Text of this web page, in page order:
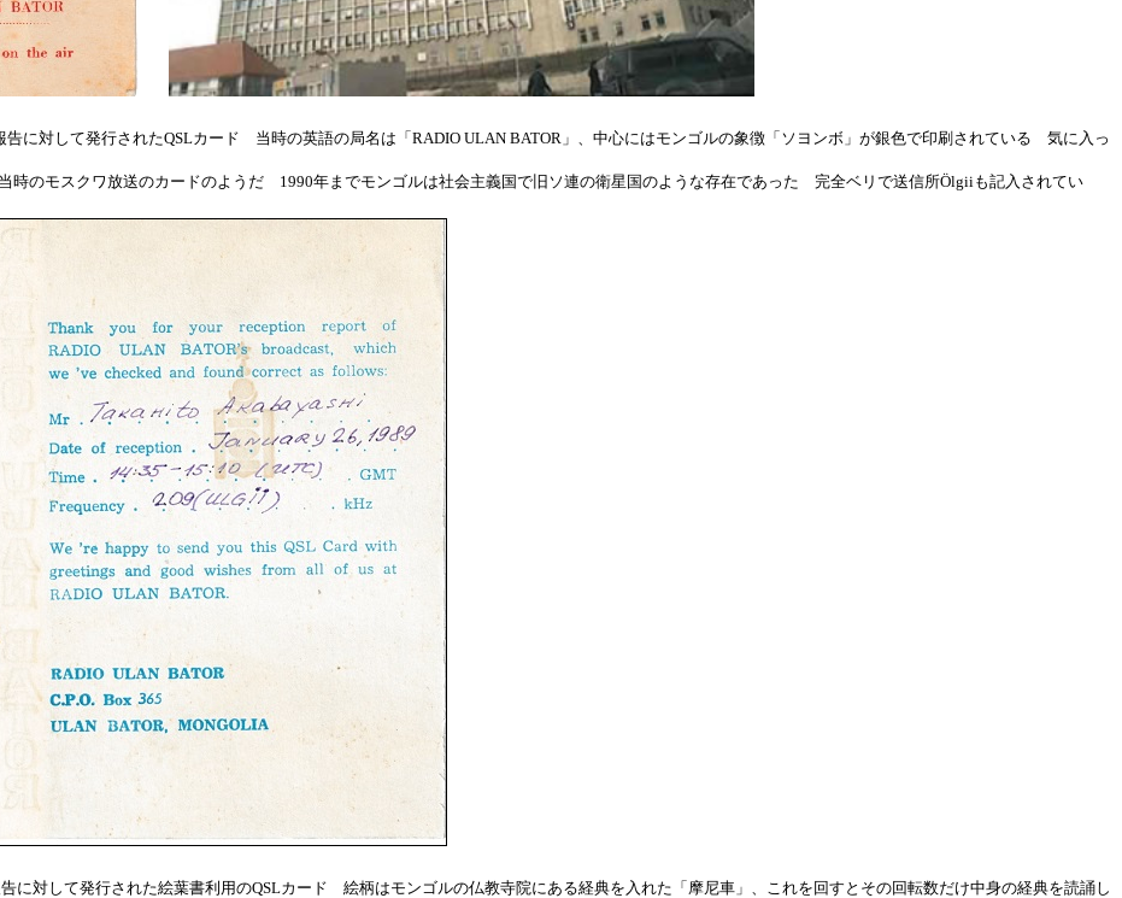
告に対して発行されたQSLカード 当時の英語の局名は「RADIO ULAN BATOR」、中心にはモンゴルの象徴「ソヨンボ」が銀色で印刷されている 気に入っ
のモスクワ放送のカードのようだ 1990年までモンゴルは社会主義国で旧ソ連の衛星国のような存在であった 完全ベリで送信所Ölgiiも記入されてい
告に対して発行された絵葉書利用のQSLカード 絵柄はモンゴルの仏教寺院にある経典を入れた「摩尼車」、これを回すとその回転数だけ中身の経典を読誦し